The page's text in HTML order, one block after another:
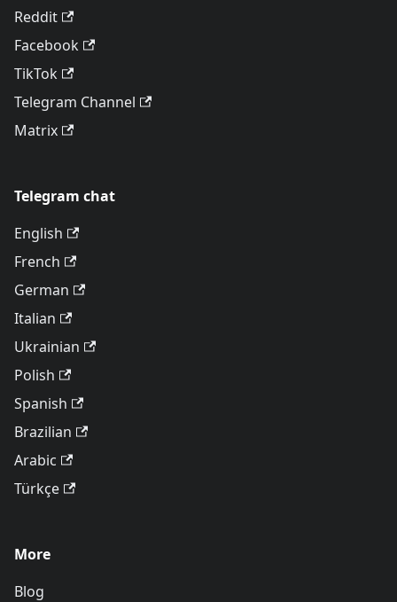
Reddit
Facebook
TikTok
Telegram Channel
Matrix
Telegram chat
English
French
German
Italian
Ukrainian
Polish
Spanish
Brazilian
Arabic
Türkçe
More
Blog